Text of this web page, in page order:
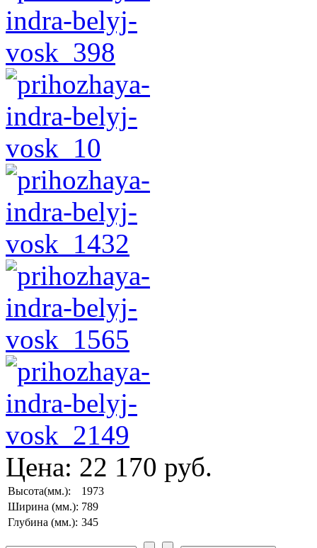
Цена: 22 170 руб.
Высота(мм.):
1973
Ширина (мм.): 789
Глубина (мм.): 345